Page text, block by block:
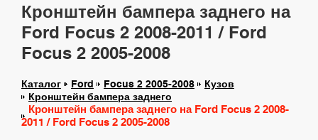
Кронштейн бампера заднего на
Ford Focus 2 2008-2011 / Ford
Focus 2 2005-2008
Каталог Ford Focus 2 2005-2008
Кузов
Кронштейн бампера заднего
Кронштейн бампера заднего на Ford Focus 2 2008-
2011 / Ford Focus 2 2005-2008